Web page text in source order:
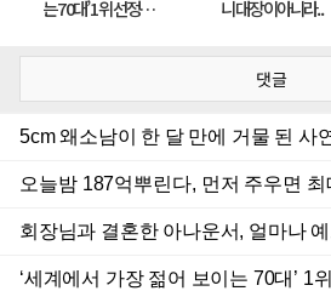
댓글